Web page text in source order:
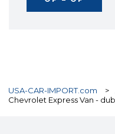
USA-CAR-IMPORT.com >
Chevrolet Express Van -